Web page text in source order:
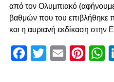
καρδιά της περιοχής και
επερχόμενου Τισουντάλι.
από τον Ολυμπιακό
βαθμών που του επιβλήθηκε
και η αυριανή εκδίκαση
Facebook
Twitter
Email